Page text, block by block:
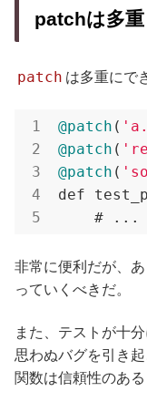
patchは多
patch は多重にで
@patch (
@patch (
@patch (
def
    # ...
非常に便利だが、
っていくべきだ。
また、テストが十
思わぬバグを引き
関数は信頼性のあ